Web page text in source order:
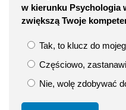
w kierunku Psychologia
zwiększą Twoje
Tak, to klucz do
Częściowo,
Nie, wolę zdobywać